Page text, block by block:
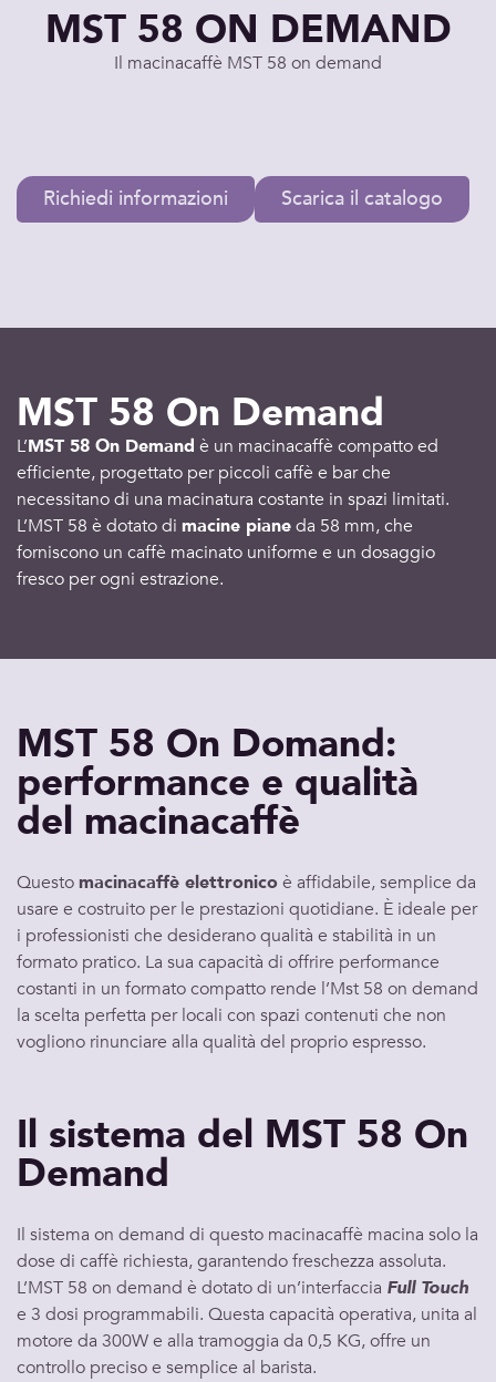
MST 58 ON DEMAND
Il macinacaffè MST 58 on demand
Richiedi informazioni Scarica il catalogo
MST 58 On Demand
L’MST 58 On Demand è un macinacaffè compatto ed
efficiente, progettato per piccoli caffè e bar che
necessitano di una macinatura costante in spazi limitati.
L’MST 58 è dotato di macine pianeda 58 mm, che
forniscono un caffè macinato uniforme e un dosaggio
fresco per ogni estrazione.
MST 58 On Domand:
performance e qualità
del macinacaffè
Questomacinacaffè elettronicoè affidabile, semplice da
usare e costruito per le prestazioni quotidiane. È ideale per
i professionisti che desiderano qualità e stabilità in un
formato pratico. La sua capacità di offrire performance
costanti in un formato compatto rende l’Mst 58 on demand
la scelta perfetta per locali con spazi contenuti che non
vogliono rinunciare alla qualità del proprio espresso.
Il sistema del MST 58 On
Demand
Il sistema on demand di questo macinacaffè macina solo la
dose di caffè richiesta, garantendo freschezza assoluta.
L’MST 58 on demand è dotato di un’interfaccia Full Touch
e 3 dosi programmabili. Questa capacità operativa, unita al
motore da 300W e alla tramoggia da 0,5 KG, offre un
controllo preciso e semplice al barista.